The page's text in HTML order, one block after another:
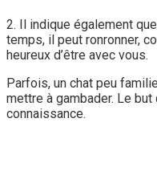
2. Il indique également
temps, il peut ronronner,
heureux d’être avec vous.
Parfois, un chat peu
mettre à gambader. Le
connaissance.